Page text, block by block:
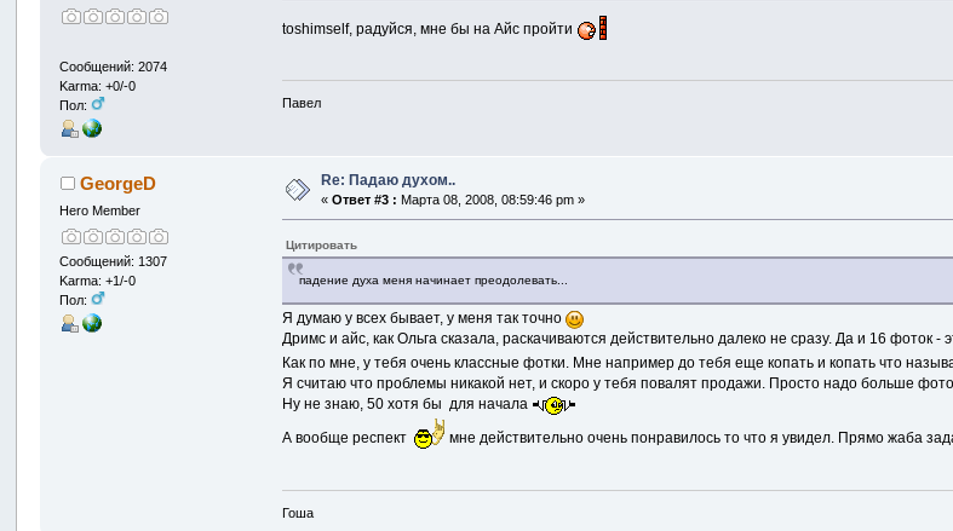
Сообщений: 2074
Karma: +0/-0
Пол:
toshimself, радуйся, мне бы на Айс пройти
Павел
GeorgeD
Hero Member
Сообщений: 1307
Karma: +1/-0
Пол:
Re: Падаю духом..
«Ответ #3 : Марта 08, 2008, 08:59:46 pm »
Цитировать
падение духа меня начинает преодолевать...
Я думаю у всех бывает, у меня так точно
Дримс и айс, как Ольга сказала, раскачиваются действительно далеко не сразу. Да и 16
Как по мне, у тебя очень классные фотки. Мне например до тебя еще копать и копать что
Я считаю что проблемы никакой нет, и скоро у тебя повалят продажи. Просто надо больше
Ну не знаю, 50 хотя бы для начала
А вообще респект
мне действительно очень понравилось то что я увидел. Прямо жаба
Гоша